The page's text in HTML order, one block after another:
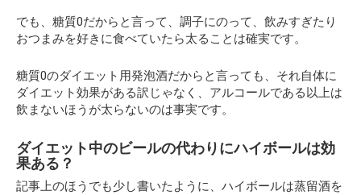
でも、糖質0だからと言って、調子にのって、飲みすぎたり
おつまみを好きに食べていたら太ることは確実です。
糖質0のダイエット用発泡酒だからと言っても、それ自体に
ダイエット効果がある訳じゃなく、アルコールである以上は
飲まないほうが太らないのは事実です。
ダイエット中のビールの代わりにハイボールは効
果ある？
記事上のほうでも少し書いたように、ハイボールは蒸留酒を